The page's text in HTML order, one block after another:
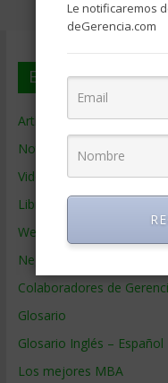
En
Artículos de Gerencia
Noticias de Gerencia
Videos de Gerencia
Libros de Gerencia
Webs de Gerencia
Negocios por País
Colaboradores de
Glosario
Glosario Inglés – Español
Los mejores MBA
Le notificaremos
deGerencia.com